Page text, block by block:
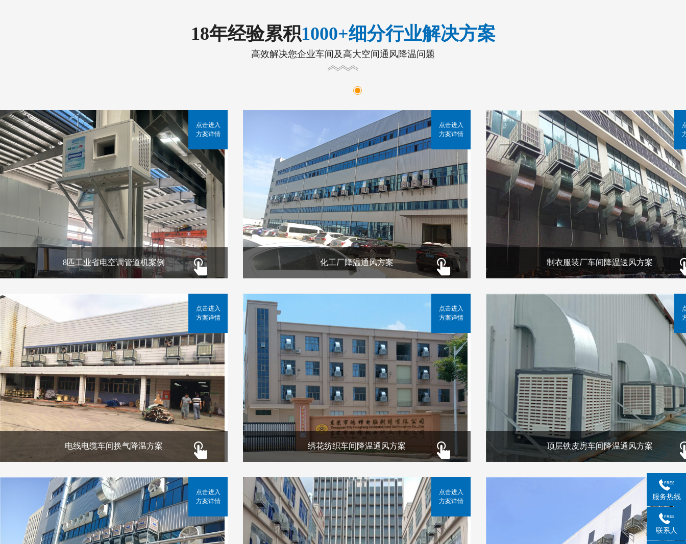
18年经验累积1000+细分行业解决方案
高效解决您企业车间及高大空间通风降温问题
8匹工业省电空调管道机案例
点击进入
方案详情
化工厂降温通风方案
点击进入
方案详情
制衣服装厂车间降温送风方案
电线电缆车间换气降温方案
点击进入
方案详情
绣花纺织车间降温通风方案
点击进入
方案详情
顶层铁皮房车间降温通风方案
点击进入
方案详情
点击进入
方案详情
服务热线
联系人